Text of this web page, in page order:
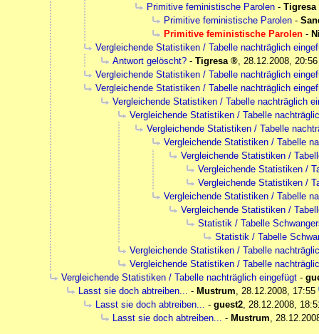
Primitive feministische Parolen - Tigresa
Primitive feministische Parolen -
Primitive feministische Parolen -
Vergleichende Statistiken / Tabelle nachträglich
Antwort gelöscht? - Tigresa , 28.12.2008, 20:56
Vergleichende Statistiken / Tabelle nachträglich
Vergleichende Statistiken / Tabelle nachträglich
Vergleichende Statistiken / Tabelle nachträglich
Vergleichende Statistiken / Tabelle
Vergleichende Statistiken / Tabelle
Vergleichende Statistiken / Tabelle
Vergleichende Statistiken /
Vergleichende Statistiken /
Vergleichende Statistiken /
Vergleichende Statistiken / Tabelle
Vergleichende Statistiken /
Statistik / Tabelle
Statistik / Tabelle
Vergleichende Statistiken / Tabelle
Vergleichende Statistiken / Tabelle
Vergleichende Statistiken / Tabelle nachträglich eingefügt -
Lasst sie doch abtreiben... - Mustrum, 28.12.2008, 17:55
Lasst sie doch abtreiben... - guest2, 28.12.2008,
Lasst sie doch abtreiben... - Mustrum,